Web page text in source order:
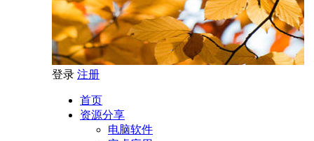
登录 注册
首页
资源分享
电脑软件